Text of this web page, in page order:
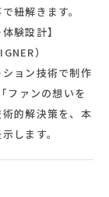
紐解きます。
験設計】
）
ョン技術で制作
ファンの想いを
的解決策を、本
します。